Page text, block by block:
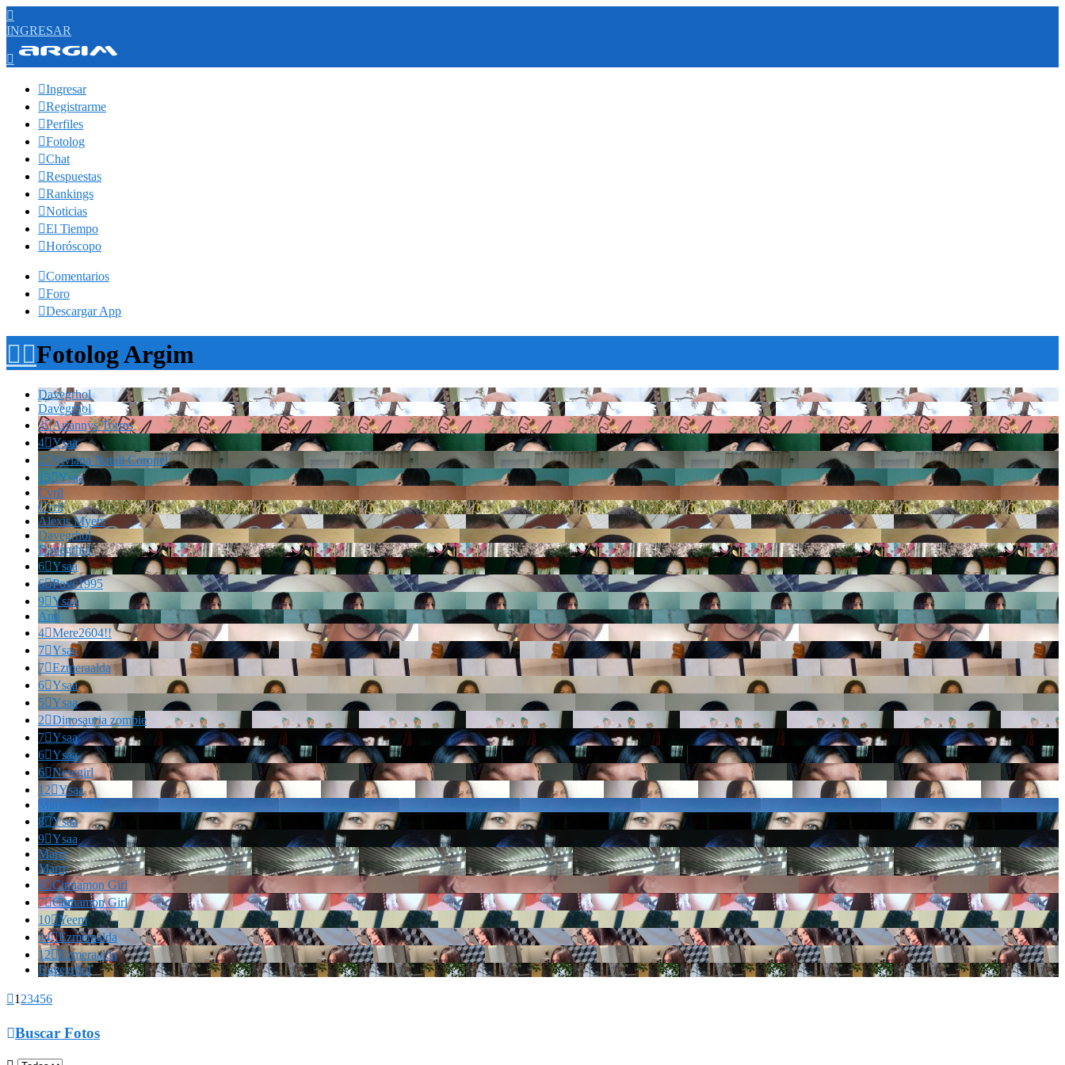

INGRESAR

Ingresar
Registrarme
Perfiles
Fotolog
Chat
Respuestas
Rankings
Noticias
El Tiempo
Horóscopo
Comentarios
Foro
Descargar App
Fotolog Argim
Davegrhol
Davegrhol
3Ariannys Torres
4Ysaa
2Viviana Natali Coronel
15Ysaa
Cvril
Cvril
Alexis Myers
Davegrhol
Davegrhol
6Ysaa
6Povc1995
9Ysaa
And
4Mere2604!!
7Ysaa
7Ezmeraalda
6Ysaa
5Ysaa
2Dinosauria zombie
7Ysaa
6Ysaa
6Newgirl
12Ysaa
Marianella!!!
8Ysaa
9Ysaa
Marrr
Marrr
6Cinnamon Girl
7Cinnamon Girl
10Yeem
14Ezmeraalda
12Ezmeraalda
Davegrhol
1 23456
Buscar Fotos